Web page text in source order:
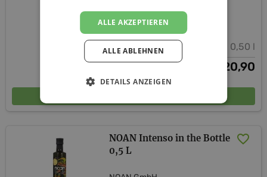
NOAN GmbH
0,50 l
20,90
NOAN Intenso in the Bottle
0,5 L
ALLE AKZEPTIEREN
ALLE ABLEHNEN
DETAILS ANZEIGEN